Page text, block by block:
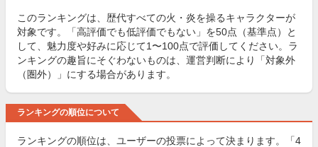
このランキングは、歴代すべての火・炎を操るキャラクターが
対象です。「高評価でも低評価でもない」を50点（基準点）と
して、魅力度や好みに応じて1〜100点で評価してください。ラ
ンキングの趣旨にそぐわないものは、運営判断により「対象外
（圏外）」にする場合があります。
ランキングの順位について
ランキングの順位は、ユーザーの投票によって決まります。「4